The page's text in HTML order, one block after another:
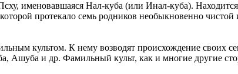
именовавшаяся Нал-куба (или Инал-куба).
протекало семь родников необыкновенно
культом. К нему возводят происхождение
и др. Фамильный культ, как и многие другие